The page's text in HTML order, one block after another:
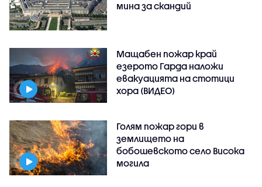
мина за скандий
Мащабен пожар край
езерото Гарда наложи
евакуацията на стотици
хора (ВИДЕО)
Голям пожар гори в
землището на
бобошевското село Висока
могила